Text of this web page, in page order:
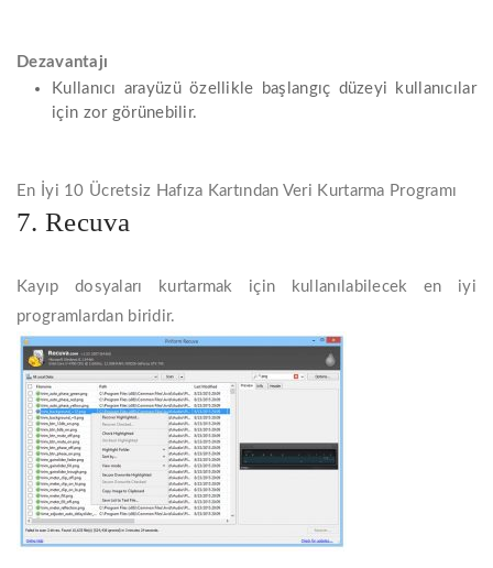
Dezavantajı
Kullanıcı arayüzü özellikle başlangıç düzeyi kullanıcılar
için zor görünebilir.
En İyi 10 Ücretsiz Hafıza Kartından Veri Kurtarma Programı
7. Recuva
Kayıp dosyaları kurtarmak için kullanılabilecek en iyi
programlardan biridir.